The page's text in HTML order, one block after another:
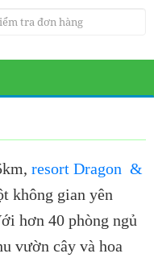
resort Dragon &
không gian yên
hơn 40 phòng ngủ
vườn cây và hoa